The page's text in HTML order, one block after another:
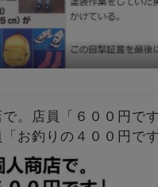
。店員「６００円で
お釣りの４００円で
よね」店員「いいえ千
ます」すると・・・